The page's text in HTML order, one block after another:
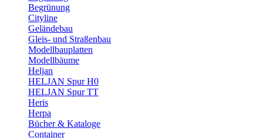
Begrünung
Cityline
Geländebau
Gleis- und Straßenbau
Modellbauplatten
Modellbäume
Heljan
HELJAN Spur H0
HELJAN Spur TT
Heris
Herpa
Bücher & Kataloge
Container